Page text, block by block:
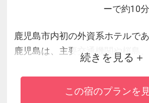
ーで約10分
鹿児島市内初の外資系ホテルで
鹿児島は、主要交通機関や桜島
コ世界遺産等へのアクセスも良
リアの中心に位置しています。
続きを見る
この宿のプランを